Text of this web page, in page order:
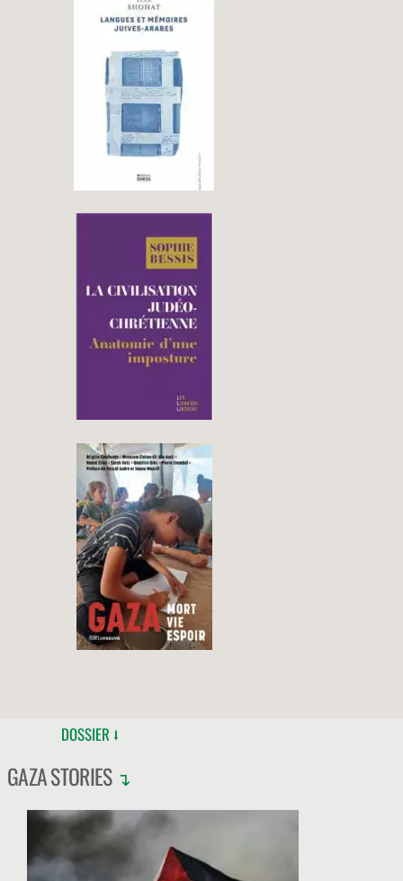
LANGUE ET MÉMOIRE
JUIVES-ARABES –
POLITIQUE DU TRAIT
D’UNION
→
LA CIVILISATION JUDÉO-
CHRÉTIENNE. ANATOMIE
D’UNE IMPOSTURE
→
« GAZA. MORT, VIE,
ESPOIR » PAR BÉATRICE
ORÈS, SARAH KATZ,
BRIGITTE CHALLANDE,
MUTASEM ELEIWA DIT
ABU AMIR, PIERRE
STAMBUL, KAMEL ELIAS
→
DOSSIER ⭣
GAZA STORIES↴